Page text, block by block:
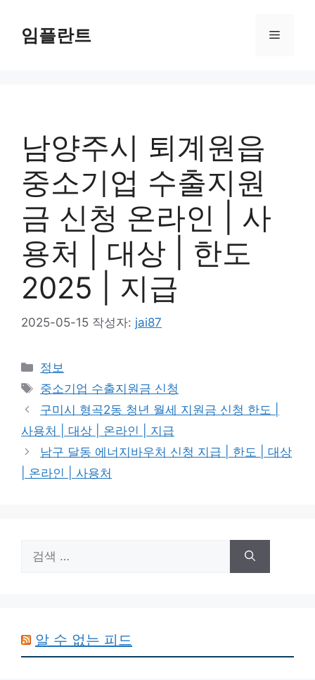
임플란트 메
남양주시 퇴계원읍
중소기업 수출지원
금 신청 온라인 | 사
용처 | 대상 | 한도
2025 | 지급
2025-05-15 작성자: jai87
카
테
고
리
정보
태
그
중소기업 수출지원금 신청
구미시 형곡2동 청년 월세 지원금 신청 한도 |
사용처 | 대상 | 온라인 | 지급
남구 달동 에너지바우처 신청 지급 | 한도 | 대상
| 온라인 | 사용처
색:
알 수 없는 피드